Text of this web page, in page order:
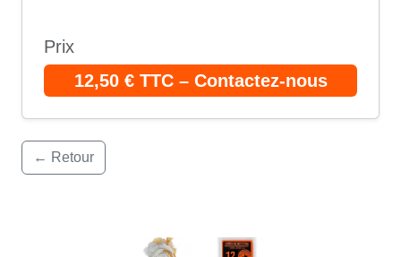
Prix
12,50 € TTC – Contactez-nous
← Retour